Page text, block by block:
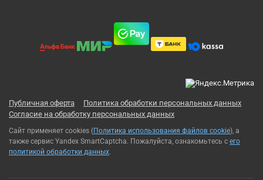
Публичная оферта
Политика обработки персональных данных
Согласие на обработку персональных данных
Сайт применяет cookies (Политика использования файлов cookie), а
также сервис Yandex SmartCaptcha. Пожалуйста, ознакомьтесь с его
политикой обработки данных.